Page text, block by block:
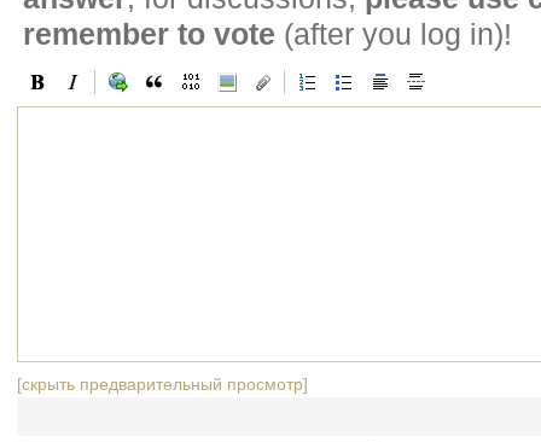
remember to vote (after you log in)!
[скрыть предварительный просмотр]